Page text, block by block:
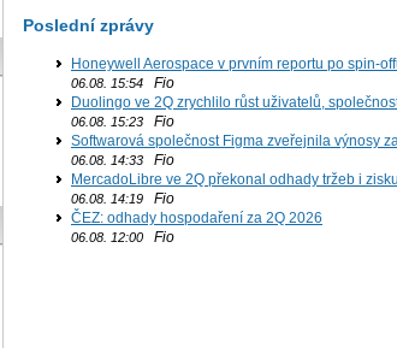
Poslední zprávy
Honeywell Aerospace v prvním reportu po spin-
06.08. 15:54 Fio
Duolingo ve 2Q zrychlilo růst uživatelů,
06.08. 15:23 Fio
Softwarová společnost Figma zveřejnila výnosy
06.08. 14:33 Fio
MercadoLibre ve 2Q překonal odhady tržeb i
06.08. 14:19 Fio
ČEZ: odhady hospodaření za 2Q 2026
06.08. 12:00 Fio